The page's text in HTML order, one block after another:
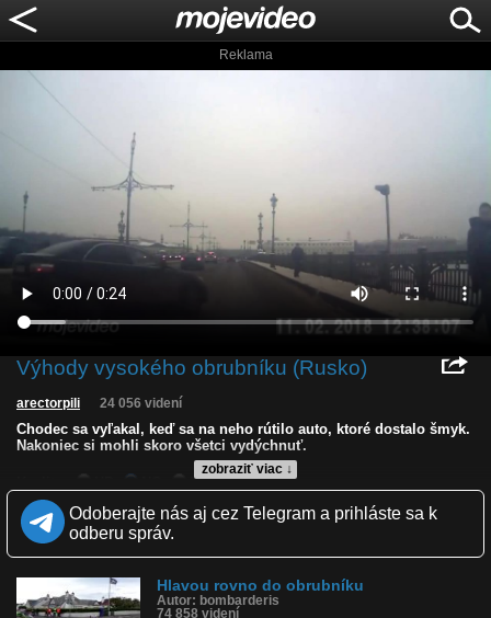
Reklama
Výhody vysokého obrubníku (Rusko)
zobraziť viac ↓
arectorpili 24 056 videní
Chodec sa vyľakal, keď sa na neho rútilo auto, ktoré dostalo šmyk.
Nakoniec si mohli skoro všetci vydýchnuť.
LQ
Zverejnené: 12.2.2018 13:42
Páči sa: 97% (33 hlasov)
Obľúbené: 4
Komentárov: 37
Kategória: auto-moto
Tagy: skoro nehoda, chodec, obrubník, auto, vodič, nehoda, wtf,
Odoberajte nás aj cez Telegram a prihláste sa k
odberu správ.
Hlavou rovno do obrubníku
Autor: bombarderis
74 858 videní